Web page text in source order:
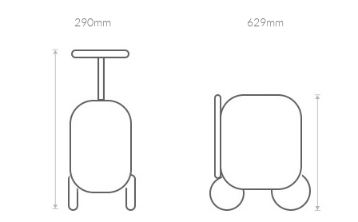
290mm 629mm